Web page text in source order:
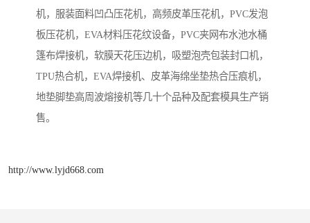
机，服装面料凹凸压花机，高频皮革压花机，PVC发泡
板压花机，EVA材料压花纹设备，PVC夹网布水池水桶
篷布焊接机，软膜天花压边机，吸塑泡壳包装封口机，
TPU热合机，EVA焊接机、皮革海绵坐垫热合压痕机，
地垫脚垫高周波熔接机等几十个品种及配套模具生产销
售。
http://www.lyjd668.com